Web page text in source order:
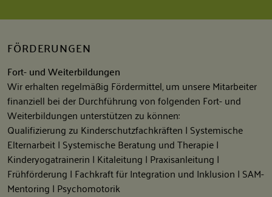
FÖRDERUNGEN
Fort- und Weiterbildungen
Wir erhalten regelmäßig Fördermittel, um unsere Mitarbeiter
finanziell bei der Durchführung von folgenden Fort- und
Weiterbildungen unterstützen zu können:
Qualifizierung zu Kinderschutzfachkräften | Systemische
Elternarbeit | Systemische Beratung und Therapie |
Kinderyogatrainerin | Kitaleitung | Praxisanleitung |
Frühförderung | Fachkraft für Integration und Inklusion | SAM-
Mentoring | Psychomotorik